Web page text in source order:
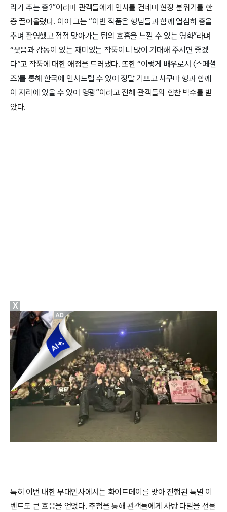
리가 추는 춤?”이라며 관객들에게 인사를 건네며 현장 분위기를 한
층 끌어올렸다. 이어 그는“이번 작품은 형님들과 함께 열심히 춤을
추며 촬영했고 점점 맞아가는 팀의 호흡을 느낄 수 있는 영화”라며
“웃음과 감동이 있는 재미있는 작품이니 많이 기대해 주시면 좋겠
다”고 작품에 대한 애정을 드러냈다. 또한“이렇게 배우로서 〈스페셜
즈〉를 통해 한국에 인사드릴 수 있어 정말 기쁘고 사쿠마 형과 함께
이 자리에 있을 수 있어 영광”이라고 전해 관객들의 힘찬 박수를 받
았다.
특히 이번 내한 무대인사에서는 화이트데이를 맞아 진행된 특별 이
벤트도 큰 호응을 얻었다. 추첨을 통해 관객들에게 사탕 다발을 선물
X